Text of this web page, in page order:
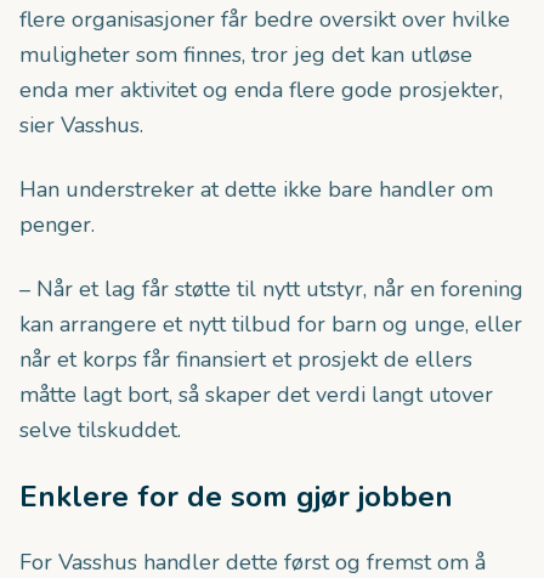
flere organisasjoner får bedre oversikt over hvilke
muligheter som finnes, tror jeg det kan utløse
enda mer aktivitet og enda flere gode prosjekter,
sier Vasshus.
Han understreker at dette ikke bare handler om
penger.
– Når et lag får støtte til nytt utstyr, når en forening
kan arrangere et nytt tilbud for barn og unge, eller
når et korps får finansiert et prosjekt de ellers
måtte lagt bort, så skaper det verdi langt utover
selve tilskuddet.
Enklere for de som gjør jobben
For Vasshus handler dette først og fremst om å